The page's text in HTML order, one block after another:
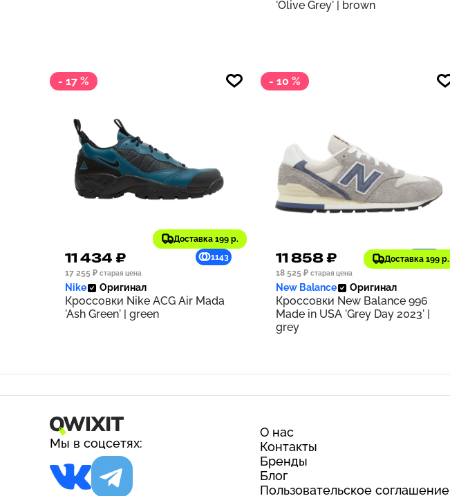
'Olive Grey' | brown
- 17 %
Доставка 199 р.
11 434 ₽
1143
17 255 ₽ старая цена
Nike Оригинал
Кроссовки Nike ACG Air Mada
'Ash Green' | green
- 10 %
Доставка 199 р.
11 858 ₽
1186
18 525 ₽ старая цена
New Balance Оригинал
Кроссовки New Balance 996
Made in USA 'Grey Day 2023' |
grey
Мы в соцсетях:
О нас
Контакты
Бренды
Блог
Пользовательское соглашение